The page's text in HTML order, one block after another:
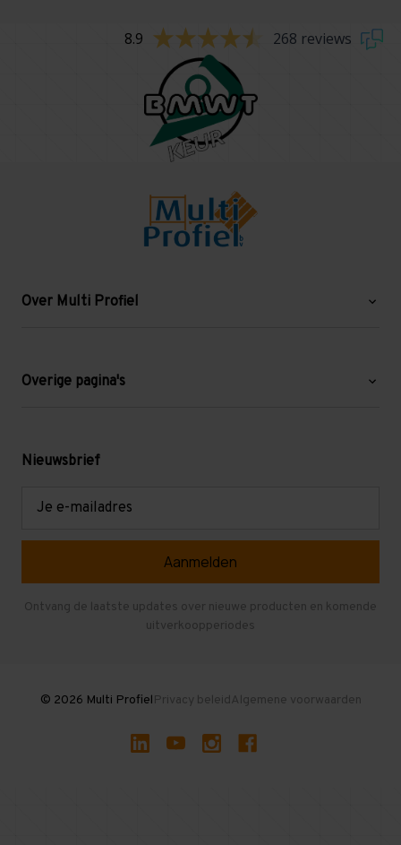
8.9 268 reviews
Over Multi Profiel
Blog
Levering en afhalen
Overige pagina's
Mezzanine
Gebruikte entresolvloeren
Nieuwsbrief
Ontvang de laatste updates over nieuwe producten en komende
uitverkoopperiodes
© 2026 Multi ProfielPrivacy beleidAlgemene voorwaarden